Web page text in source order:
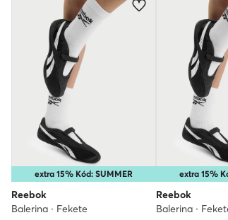
extra 15% Kód: SUMMER
Reebok
Balerina · Fekete
extra 15%
Reebok
Balerina ·